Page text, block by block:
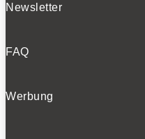
Newsletter
FAQ
Werbung